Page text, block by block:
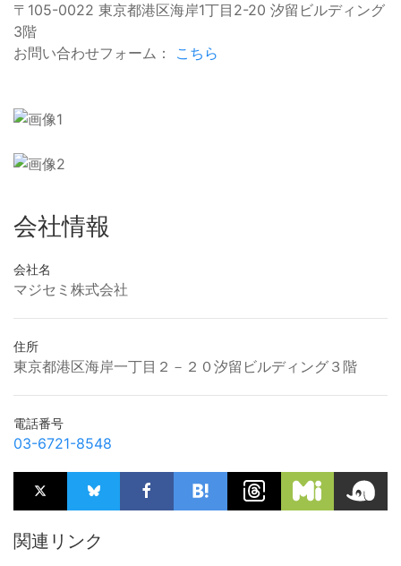
〒105-0022 東京都港区海岸1丁目2-20 汐留ビルディング
3階
お問い合わせフォーム： こちら
会社情報
会社名
マジセミ株式会社
住所
東京都港区海岸一丁目２－２０汐留ビルディング３階
電話番号
03-6721-8548
関連リンク